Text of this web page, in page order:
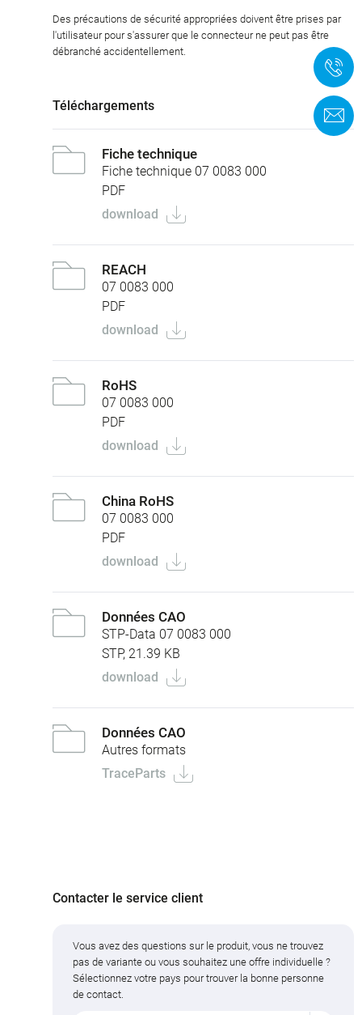
Des précautions de sécurité appropriées doivent être prises par
l'utilisateur pour s'assurer que le connecteur ne peut pas être
débranché accidentellement.
Téléchargements
Fiche technique
Fiche technique 07 0083 000
PDF
download
REACH
07 0083 000
PDF
download
RoHS
07 0083 000
PDF
download
China RoHS
07 0083 000
PDF
download
Données CAO
STP-Data 07 0083 000
STP, 21.39 KB
download
Données CAO
Autres formats
TraceParts
Contacter le service client
Vous avez des questions sur le produit, vous ne trouvez
pas de variante ou vous souhaitez une offre individuelle ?
Sélectionnez votre pays pour trouver la bonne personne
de contact.